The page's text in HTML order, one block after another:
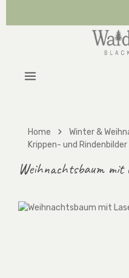
Home
Winter &
Krippen- und Rindenbilder
Weihnachtsbaum mit
Bildergalerie überspringen